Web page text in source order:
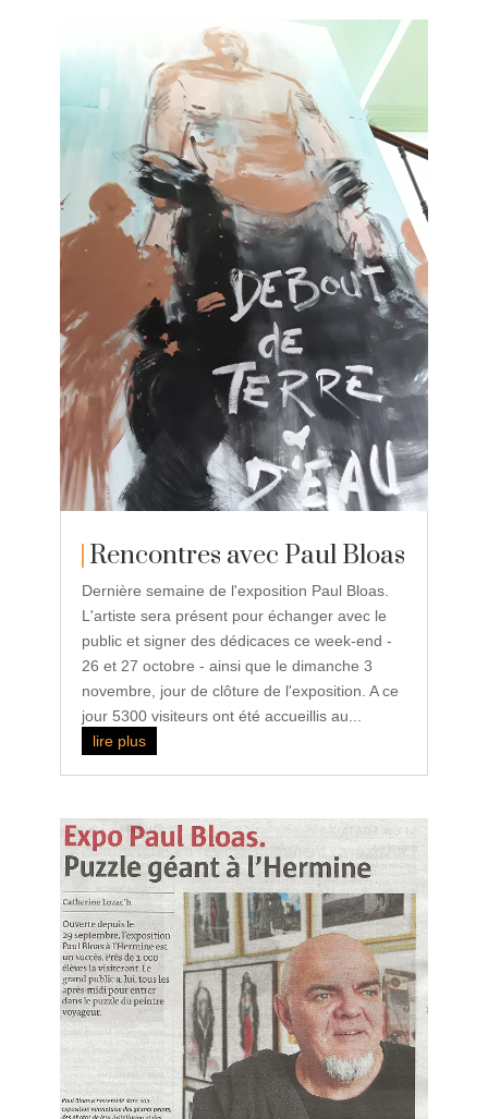
Rencontres avec Paul Bloas
Dernière semaine de l'exposition Paul Bloas.
L'artiste sera présent pour échanger avec le
public et signer des dédicaces ce week-end -
26 et 27 octobre - ainsi que le dimanche 3
novembre, jour de clôture de l'exposition. A ce
jour 5300 visiteurs ont été accueillis au...
lire plus